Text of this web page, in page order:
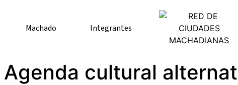
Machado Integrantes
Agenda cultural